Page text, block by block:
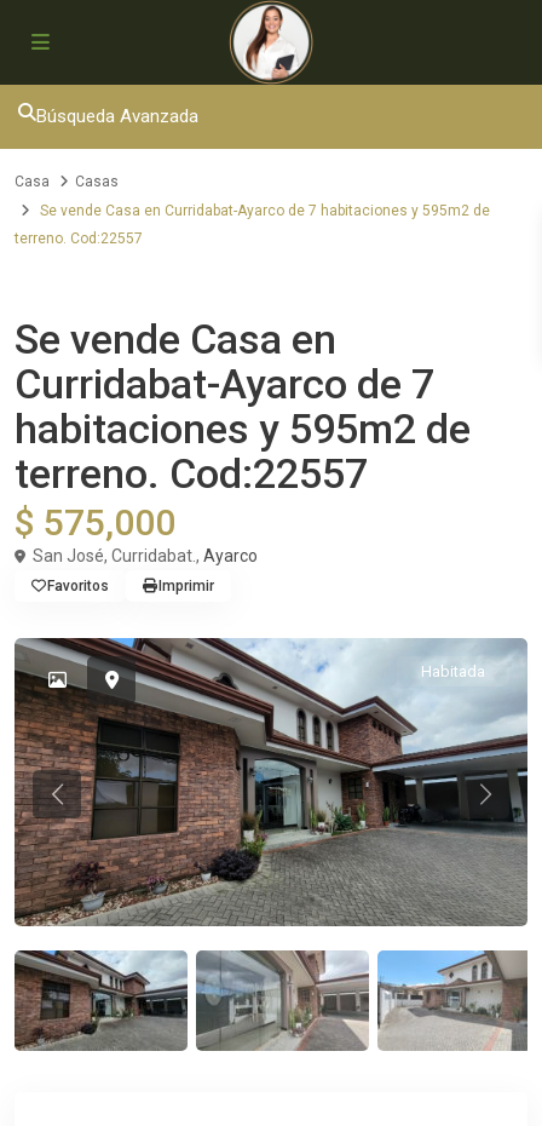
Búsqueda Avanzada
Casa
Casas
Se vende Casa en Curridabat-Ayarco de 7 habitaciones y 595m2 de
terreno. Cod:22557
Se vende Casa en
Curridabat-Ayarco de 7
habitaciones y 595m2 de
terreno. Cod:22557
$ 575,000
San José, Curridabat., Ayarco
Favoritos Imprimir
Habitada
Previous